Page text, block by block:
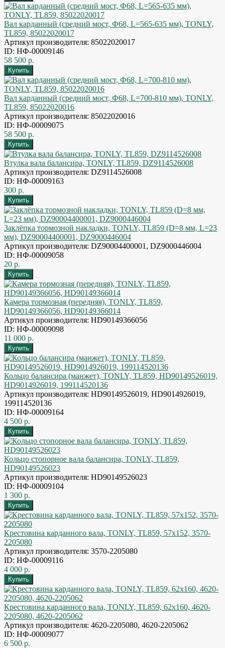
Вал карданный (средний мост, Ф68, L=565-635 мм), TONLY,
TL859, 85022020017
Артикул производителя: 85022020017
ID: НФ-00009146
58 500 р.
Вал карданный (средний мост, Ф68, L=700-810 мм), TONLY,
TL859, 85022020016
Артикул производителя: 85022020016
ID: НФ-00009075
58 500 р.
Втулка вала балансира, TONLY, TL859, DZ9114526008
Артикул производителя: DZ9114526008
ID: НФ-00009163
300 р.
Заклёпка тормозной накладки, TONLY, TL859 (D=8 мм, L=23
мм), DZ90004400001, DZ9000446004
Артикул производителя: DZ90004400001, DZ9000446004
ID: НФ-00009058
20 р.
Камера тормозная (передняя), TONLY, TL859,
HD90149366056, HD90149366014
Артикул производителя: HD90149366056
ID: НФ-00009098
11 000 р.
Кольцо балансира (манжет), TONLY, TL859, HD90149526019,
HD9014926019, 199114520136
Артикул производителя: HD90149526019, HD9014926019,
199114520136
ID: НФ-00009164
4 500 р.
Кольцо стопорное вала балансира, TONLY, TL859,
HD90149526023
Артикул производителя: HD90149526023
ID: НФ-00009104
1 300 р.
Крестовина карданного вала, TONLY, TL859, 57x152, 3570-
2205080
Артикул производителя: 3570-2205080
ID: НФ-00009116
4 000 р.
Крестовина карданного вала, TONLY, TL859, 62x160, 4620-
2205080, 4620-2205062
Артикул производителя: 4620-2205080, 4620-2205062
ID: НФ-00009077
6 500 р.